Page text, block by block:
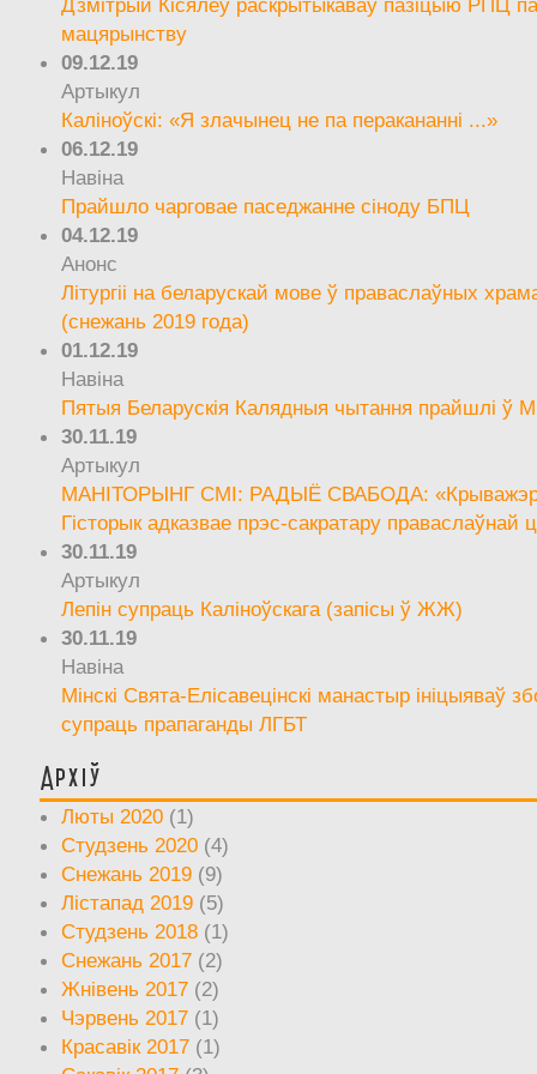
мацярынству
09.12.19
Артыкул
Каліноўскі: «Я злачынец не па перакананні ...»
06.12.19
Навіна
Прайшло чарговае паседжанне сіноду БПЦ
04.12.19
Анонс
Літургіі на беларускай мове ў праваслаўных
(снежань 2019 года)
01.12.19
Навіна
Пятыя Беларускія Калядныя чытання прайшлі ў
30.11.19
Артыкул
МАНІТОРЫНГ СМІ: РАДЫЁ СВАБОДА:
Гісторык адказвае прэс-сакратару праваслаўнай
30.11.19
Артыкул
Лепін супраць Каліноўскага (запісы ў ЖЖ)
30.11.19
Навіна
Мінскі Свята-Елісавецінскі манастыр ініцыяваў
супраць прапаганды ЛГБТ
Архіў
Люты 2020 (1)
Студзень 2020 (4)
Снежань 2019 (9)
Лістапад 2019 (5)
Студзень 2018 (1)
Снежань 2017 (2)
Жнівень 2017 (2)
Чэрвень 2017 (1)
Красавік 2017 (1)